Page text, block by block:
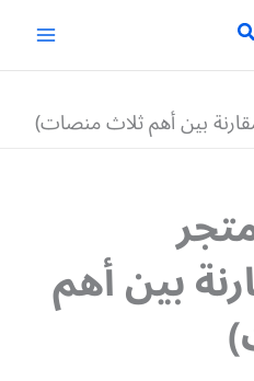
بين أهم ثلاث منصات)
بين أهم